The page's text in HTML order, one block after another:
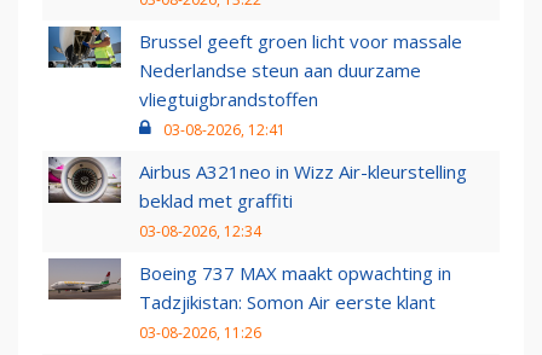
Brussel geeft groen licht voor massale
Nederlandse steun aan duurzame
vliegtuigbrandstoffen
03-08-2026, 12:41
Airbus A321neo in Wizz Air-kleurstelling
beklad met graffiti
03-08-2026, 12:34
Boeing 737 MAX maakt opwachting in
Tadzjikistan: Somon Air eerste klant
03-08-2026, 11:26